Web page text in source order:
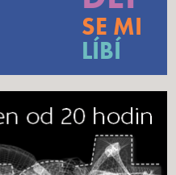
SE MI
LÍBÍ